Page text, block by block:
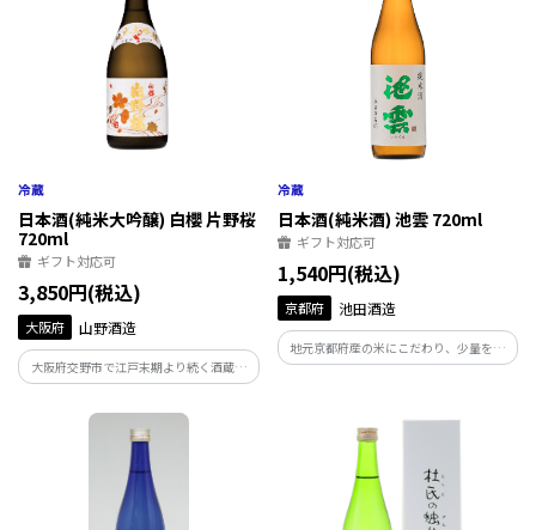
日本酒(純米大吟醸) 白櫻 片野桜
720ml
ギフト対応可
3,850円(税込)
大阪府 山野酒造
大阪府交野市で江戸末期より続く酒蔵。
立ち香、含み香どちらも穏やかで、限り
なく気品溢れるエレガントな逸品です。大
変飲みやすいお酒で、日本酒が初心者の
方から上級者の方まで幅広い層にお楽し
みいただけます。
日本酒(純米酒) 池雲 720ml
ギフト対応可
1,540円(税込)
京都府 池田酒造
地元京都府産の米にこだわり、少量を丁
寧に造る純米酒だけの酒蔵。池雲(いけぐ
番酒です。